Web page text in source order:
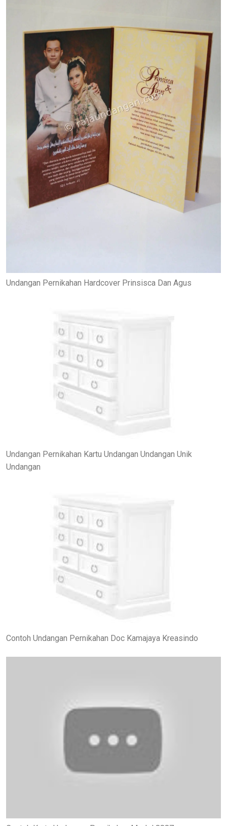
Undangan Pernikahan Hardcover Prinsisca Dan Agus
Undangan Pernikahan Kartu Undangan Undangan Unik
Undangan
Contoh Undangan Pernikahan Doc Kamajaya Kreasindo